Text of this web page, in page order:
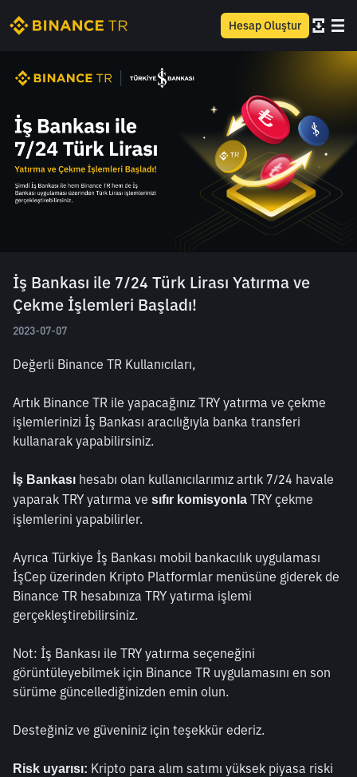
Hesap Oluştur
İş Bankası ile 7/24 Türk Lirası Yatırma ve
Çekme İşlemleri Başladı!
2023-07-07
Değerli Binance TR Kullanıcıları,
Artık Binance TR ile yapacağınız TRY yatırma ve çekme
işlemlerinizi İş Bankası aracılığıyla banka transferi
kullanarak yapabilirsiniz.
İş Bankası hesabı olan kullanıcılarımız artık 7/24 havale
yaparak TRY yatırma ve sıfır komisyonla TRY çekme
işlemlerini yapabilirler.
Ayrıca Türkiye İş Bankası mobil bankacılık uygulaması
İşCep üzerinden Kripto Platformlar menüsüne giderek de
Binance TR hesabınıza TRY yatırma işlemi
gerçekleştirebilirsiniz.
Not: İş Bankası ile TRY yatırma seçeneğini
görüntüleyebilmek için Binance TR uygulamasını en son
sürüme güncellediğinizden emin olun.
Desteğiniz ve güveniniz için teşekkür ederiz.
Risk uyarısı: Kripto para alım satımı yüksek piyasa riski